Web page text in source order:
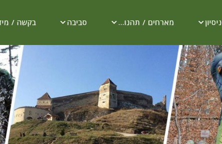
ניסיון מארחים / תהנו... סביבה בקשה /